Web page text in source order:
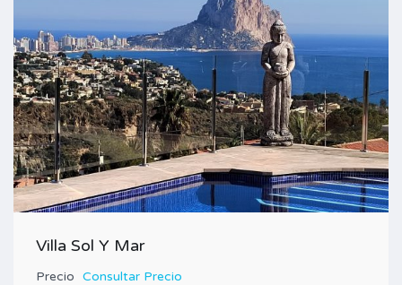
Villa Sol Y Mar
Precio Consultar Precio